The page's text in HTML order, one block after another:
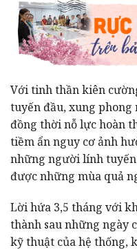
Với tinh thần kiên
tuyến đầu, xung phong
đồng thời nỗ lực hoàn
tiềm ẩn nguy cơ ảnh
những người lính
được những mùa quả
Lời hứa 3,5 tháng với
thành sau những ngày
kỹ thuật của hệ thống,